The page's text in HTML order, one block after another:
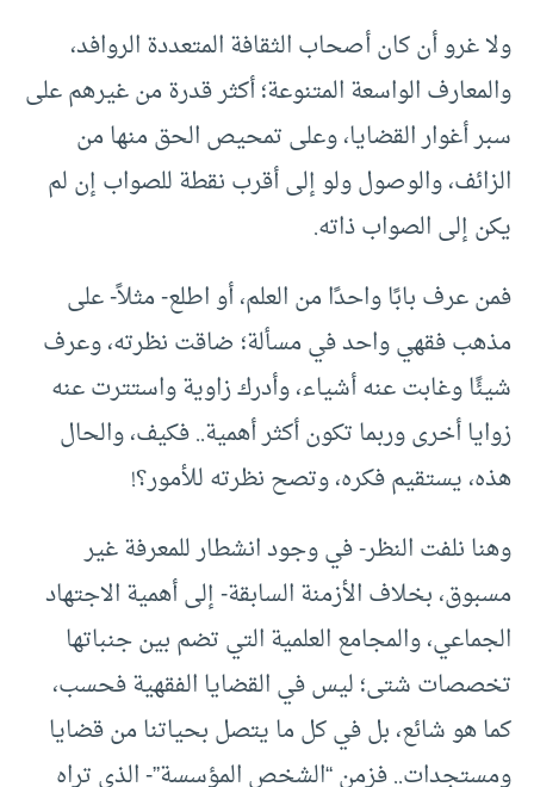
ولا غرو أن كان أصحاب الثقافة المتعددة الروافد،
والمعارف الواسعة المتنوعة؛ أكثر قدرة من غيرهم على
سبر أغوار القضايا، وعلى تمحيص الحق منها من
الزائف، والوصول ولو إلى أقرب نقطة للصواب إن لم
يكن إلى الصواب ذاته.
فمن عرف بابًا واحدًا من العلم، أو اطلع- مثلاً- على
مذهب فقهي واحد في مسألة؛ ضاقت نظرته، وعرف
شيئًا وغابت عنه أشياء، وأدرك زاوية واستترت عنه
زوايا أخرى وربما تكون أكثر أهمية.. فكيف، والحال
هذه، يستقيم فكره، وتصح نظرته للأمور؟!
وهنا نلفت النظر- في وجود انشطار للمعرفة غير
مسبوق، بخلاف الأزمنة السابقة- إلى أهمية الاجتهاد
الجماعي، والمجامع العلمية التي تضم بين جنباتها
تخصصات شتى؛ ليس في القضايا الفقهية فحسب،
كما هو شائع، بل في كل ما يتصل بحياتنا من قضايا
ومستجدات.. فزمن “الشخص المؤسسة”- الذي تراه